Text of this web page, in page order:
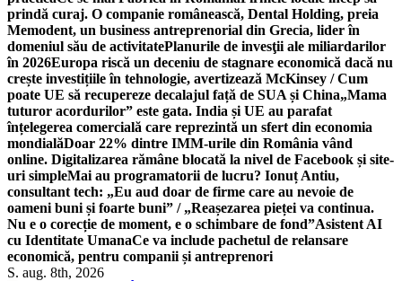
prindă curaj. O companie românească, Dental Holding, preia
Memodent, un business antreprenorial din Grecia, lider în
domeniul său de activitatePlanurile de invesţii ale miliardarilor
în 2026Europa riscă un deceniu de stagnare economică dacă nu
crește investițiile în tehnologie, avertizează McKinsey / Cum
poate UE să recupereze decalajul față de SUA și China„Mama
tuturor acordurilor” este gata. India și UE au parafat
înțelegerea comercială care reprezintă un sfert din economia
mondialăDoar 22% dintre IMM-urile din România vând
online. Digitalizarea rămâne blocată la nivel de Facebook și site-
uri simpleMai au programatorii de lucru? Ionuț Antiu,
consultant tech: „Eu aud doar de firme care au nevoie de
oameni buni și foarte buni” / „Reașezarea pieței va continua.
Nu e o corecție de moment, e o schimbare de fond”Asistent AI
cu Identitate UmanaCe va include pachetul de relansare
economică, pentru companii și antreprenori
S. aug. 8th, 2026